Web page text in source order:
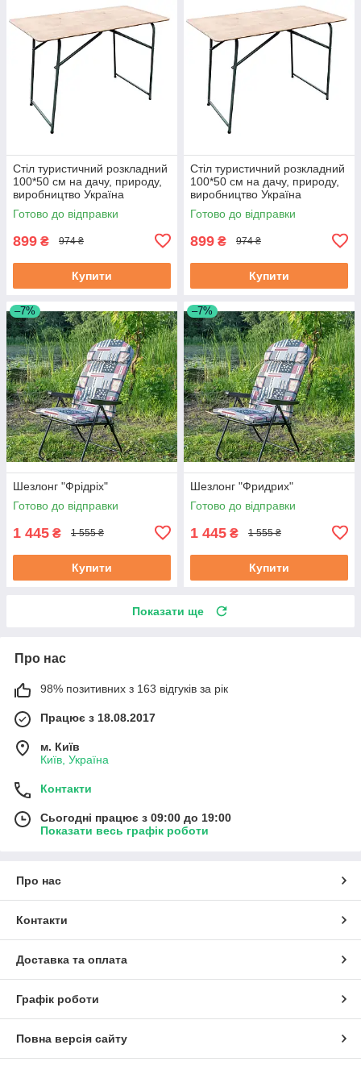
Стіл туристичний розкладний
100*50 см на дачу, природу,
виробництво Україна
Готово до відправки
899 ₴ 974 ₴
Купити
Стіл туристичний розкладний
100*50 см на дачу, природу,
виробництво Україна
Готово до відправки
899 ₴ 974 ₴
Купити
–7%
Шезлонг "Фрідріх"
Готово до відправки
1 445 ₴ 1 555 ₴
Купити
–7%
Шезлонг "Фридрих"
Готово до відправки
1 445 ₴ 1 555 ₴
Купити
Показати ще
Про нас
98% позитивних з 163 відгуків за рік
Працює з 18.08.2017
м. Київ
Київ, Україна
Контакти
Сьогодні працює з 09:00 до 19:00
Показати весь графік роботи
Про нас
Контакти
Доставка та оплата
Графік роботи
Повна версія сайту